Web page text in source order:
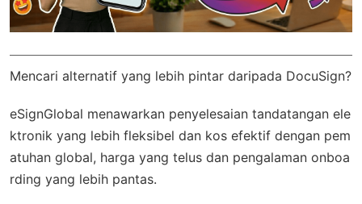
Mencari alternatif yang lebih pintar daripada DocuSign?
eSignGlobal menawarkan penyelesaian tandatangan ele
ktronik yang lebih fleksibel dan kos efektif dengan pem
atuhan global, harga yang telus dan pengalaman onboa
rding yang lebih pantas.